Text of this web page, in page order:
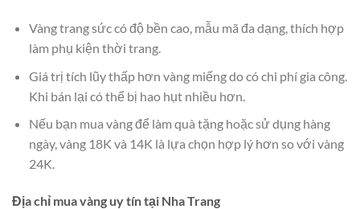
Vàng trang sức có độ bền cao, mẫu mã đa dạng, thích hợp
làm phụ kiện thời trang.
Giá trị tích lũy thấp hơn vàng miếng do có chi phí gia công.
Khi bán lại có thể bị hao hụt nhiều hơn.
Nếu bạn mua vàng để làm quà tặng hoặc sử dụng hàng
ngày, vàng 18K và 14K là lựa chọn hợp lý hơn so với vàng
24K.
Địa chỉ mua vàng uy tín tại Nha Trang